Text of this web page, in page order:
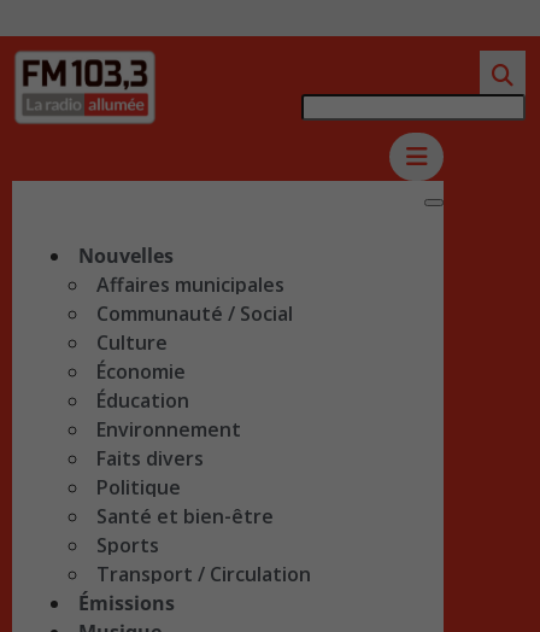
Nouvelles
Affaires municipales
Communauté / Social
Culture
Économie
Éducation
Environnement
Faits divers
Politique
Santé et bien-être
Sports
Transport / Circulation
Émissions